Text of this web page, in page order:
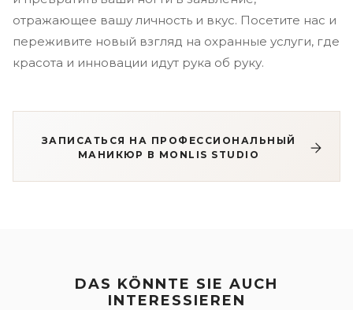
отражающее вашу личность и вкус. Посетите нас и
переживите новый взгляд на охранные услуги, где
красота и инновации идут рука об руку.
ЗАПИСАТЬСЯ НА ПРОФЕССИОНАЛЬНЫЙ
МАНИКЮР В MONLIS STUDIO
DAS KÖNNTE SIE AUCH
INTERESSIEREN